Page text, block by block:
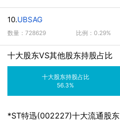
10.UBSAG
数量：728629 比例：0.29%
十大股东VS其他股东持股占比
十大股东持股占比
56.3%
*ST特迅(002227)十大流通股东